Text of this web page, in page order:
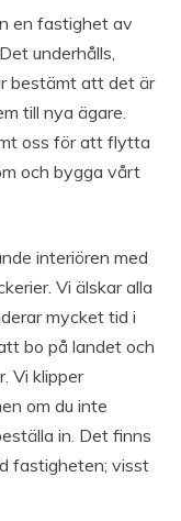
en fastighet av
underhålls,
bestämt att det är
till nya ägare.
oss för att flytta
och bygga vårt
interiören med
Vi älskar alla
mycket tid i
bo på landet och
Vi klipper
om du inte
in. Det finns
fastigheten; visst